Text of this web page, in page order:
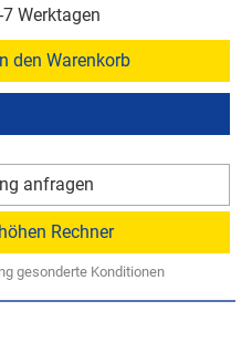
Werktagen
den Warenkorb
anfragen
Rechner
gesonderte Konditionen